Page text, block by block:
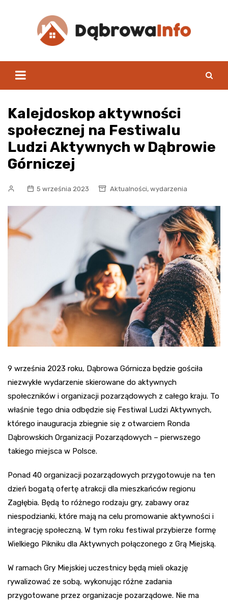
Kalejdoskop aktywności
społecznej na Festiwalu
Ludzi Aktywnych w Dąbrowie
Górniczej
5 września 2023 Aktualności, wydarzenia
9 września 2023 roku, Dąbrowa Górnicza będzie gościła
niezwykłe wydarzenie skierowane do aktywnych
społeczników i organizacji pozarządowych z całego kraju. To
właśnie tego dnia odbędzie się Festiwal Ludzi Aktywnych,
którego inauguracja zbiegnie się z otwarciem Ronda
Dąbrowskich Organizacji Pozarządowych – pierwszego
takiego miejsca w Polsce.
Ponad 40 organizacji pozarządowych przygotowuje na ten
dzień bogatą ofertę atrakcji dla mieszkańców regionu
Zagłębia. Będą to różnego rodzaju gry, zabawy oraz
niespodzianki, które mają na celu promowanie aktywności i
integrację społeczną. W tym roku festiwal przybierze formę
Wielkiego Pikniku dla Aktywnych połączonego z Grą Miejską.
W ramach Gry Miejskiej uczestnicy będą mieli okazję
rywalizować ze sobą, wykonując różne zadania
przygotowane przez organizacje pozarządowe. Nie ma